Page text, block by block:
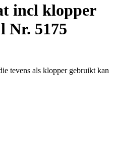
incl klopper
Nr. 5175
tevens als klopper gebruikt kan